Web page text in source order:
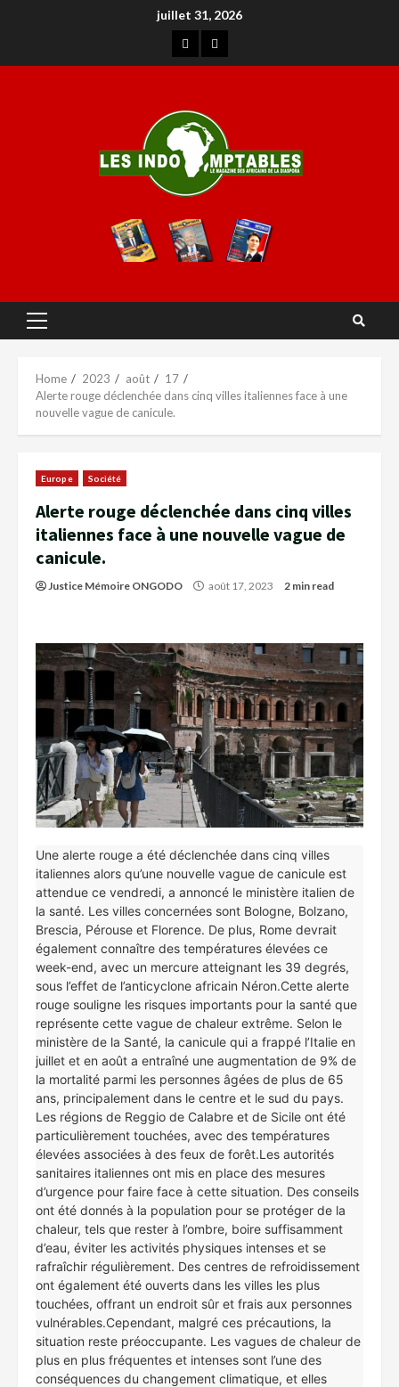
juillet 31, 2026
Home 2023 août
17
Alerte rouge déclenchée dans cinq villes italiennes face à une
nouvelle vague de canicule.
Europe Société
Alerte rouge déclenchée dans cinq villes
italiennes face à une nouvelle vague de
canicule.
Justice Mémoire ONGODO août 17, 2023 2 min read
Une alerte rouge a été déclenchée dans cinq villes
italiennes alors qu’une nouvelle vague de canicule est
attendue ce vendredi, a annoncé le ministère italien de
la santé. Les villes concernées sont Bologne, Bolzano,
Brescia, Pérouse et Florence. De plus, Rome devrait
également connaître des températures élevées ce
week-end, avec un mercure atteignant les 39 degrés,
sous l’effet de l’anticyclone africain Néron.Cette alerte
rouge souligne les risques importants pour la santé que
représente cette vague de chaleur extrême. Selon le
ministère de la Santé, la canicule qui a frappé l’Italie en
juillet et en août a entraîné une augmentation de 9% de
la mortalité parmi les personnes âgées de plus de 65
ans, principalement dans le centre et le sud du pays.
Les régions de Reggio de Calabre et de Sicile ont été
particulièrement touchées, avec des températures
élevées associées à des feux de forêt.Les autorités
sanitaires italiennes ont mis en place des mesures
d’urgence pour faire face à cette situation. Des conseils
ont été donnés à la population pour se protéger de la
chaleur, tels que rester à l’ombre, boire suffisamment
d’eau, éviter les activités physiques intenses et se
rafraîchir régulièrement. Des centres de refroidissement
ont également été ouverts dans les villes les plus
touchées, offrant un endroit sûr et frais aux personnes
vulnérables.Cependant, malgré ces précautions, la
situation reste préoccupante. Les vagues de chaleur de
plus en plus fréquentes et intenses sont l’une des
conséquences du changement climatique, et elles